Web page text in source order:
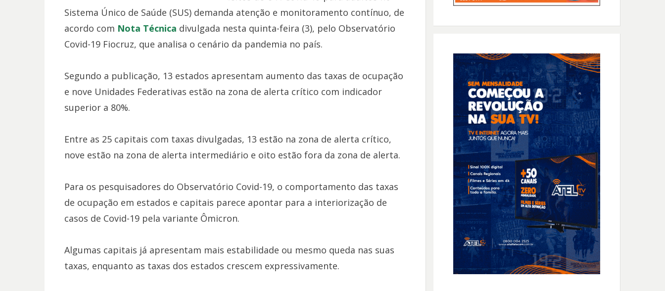
Sistema Único de Saúde (SUS) demanda atenção e monitoramento contínuo, de
acordo com Nota Técnica divulgada nesta quinta-feira (3), pelo Observatório
Covid-19 Fiocruz, que analisa o cenário da pandemia no país.
Segundo a publicação, 13 estados apresentam aumento das taxas de ocupação
e nove Unidades Federativas estão na zona de alerta crítico com indicador
superior a 80%.
Entre as 25 capitais com taxas divulgadas, 13 estão na zona de alerta crítico,
nove estão na zona de alerta intermediário e oito estão fora da zona de alerta.
Para os pesquisadores do Observatório Covid-19, o comportamento das taxas
de ocupação em estados e capitais parece apontar para a interiorização de
casos de Covid-19 pela variante Ômicron.
Algumas capitais já apresentam mais estabilidade ou mesmo queda nas suas
taxas, enquanto as taxas dos estados crescem expressivamente.